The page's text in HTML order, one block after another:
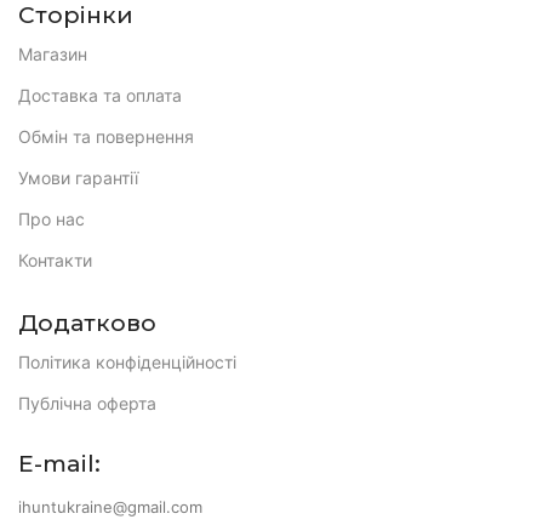
Сторінки
Магазин
Доставка та оплата
Обмін та повернення
Умови гарантії
Про нас
Контакти
Додатково
Політика конфіденційності
Публічна оферта
E-mail:
ihuntukraine@gmail.com